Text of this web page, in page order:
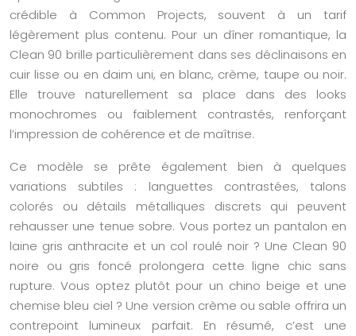
crédible à Common Projects, souvent à un tarif
légèrement plus contenu. Pour un dîner romantique, la
Clean 90 brille particulièrement dans ses déclinaisons en
cuir lisse ou en daim uni, en blanc, crème, taupe ou noir.
Elle trouve naturellement sa place dans des looks
monochromes ou faiblement contrastés, renforçant
l’impression de cohérence et de maîtrise.
Ce modèle se prête également bien à quelques
variations subtiles : languettes contrastées, talons
colorés ou détails métalliques discrets qui peuvent
rehausser une tenue sobre. Vous portez un pantalon en
laine gris anthracite et un col roulé noir ? Une Clean 90
noire ou gris foncé prolongera cette ligne chic sans
rupture. Vous optez plutôt pour un chino beige et une
chemise bleu ciel ? Une version crème ou sable offrira un
contrepoint lumineux parfait. En résumé, c’est une